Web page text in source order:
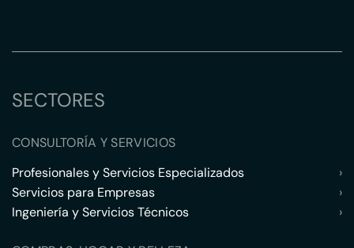
SECTORES
CONSULTORÍA Y SERVICIOS
Profesionales y Servicios Especializados
›
Servicios para Empresas
›
Ingeniería y Servicios Técnicos
›